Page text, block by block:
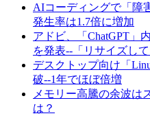
AIコーディングで「障
発生率は1.7倍に増加
アドビ、「ChatGPT」
を発表--「リサイズし
デスクトップ向け「
破--1年でほぼ倍増
メモリー高騰の余波は
は？